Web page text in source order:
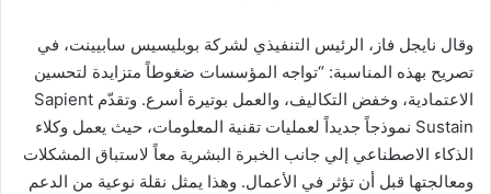
وقال نايجل فاز، الرئيس التنفيذي لشركة بوبليسيس سابيينت، في
تصريح بهذه المناسبة: “تواجه المؤسسات ضغوطاً متزايدة لتحسين
الاعتمادية، وخفض التكاليف، والعمل بوتيرة أسرع. وتقدّم Sapient
Sustain نموذجاً جديداً لعمليات تقنية المعلومات، حيث يعمل وكلاء
الذكاء الاصطناعي إلي جانب الخبرة البشرية معاً لاستباق المشكلات
ومعالجتها قبل أن تؤثر في الأعمال. وهذا يمثل نقلة نوعية من الدعم